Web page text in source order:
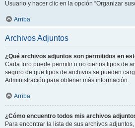
Usuario y hacer clic en la opción “Organizar
Arriba
Archivos Adjuntos
¿Qué archivos adjuntos son permitidos en
Cada foro puede permitir o no ciertos tipos de
seguro de que tipos de archivos se pueden
Administración para obtener más información.
Arriba
¿Cómo encuentro todos mis archivos
Para encontrar la lista de sus archivos